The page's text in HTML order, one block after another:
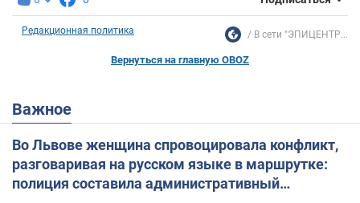
Редакционная политика В сети "ЭПИЦЕНТР...
Вернуться на главную OBOZ
Важное
Во Львове женщина спровоцировала конфликт,
разговаривая на русском языке в маршрутке:
полиция составила административный